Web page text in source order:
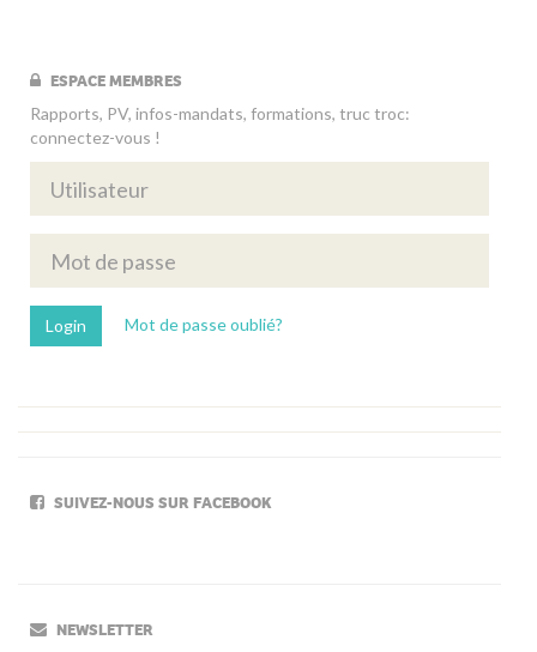
ESPACE MEMBRES
Rapports, PV, infos-mandats, formations, truc troc:
connectez-vous !
Mot de passe oublié?
SUIVEZ-NOUS SUR FACEBOOK
NEWSLETTER